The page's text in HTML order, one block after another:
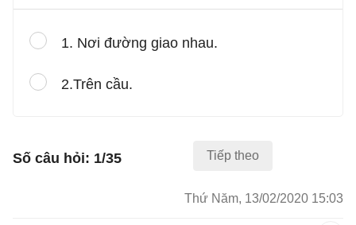
1. Nơi đường giao nhau.
2.Trên cầu.
Số câu hỏi: 1/35 Tiếp theo
Thứ Năm, 13/02/2020 15:03